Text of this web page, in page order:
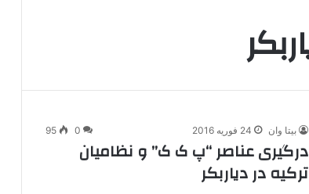
بیتا وان 24 فوریه 2016 0
95
درگیری عناصر “پ ک ک” و نظامیان
ترکیه در دیاربکر